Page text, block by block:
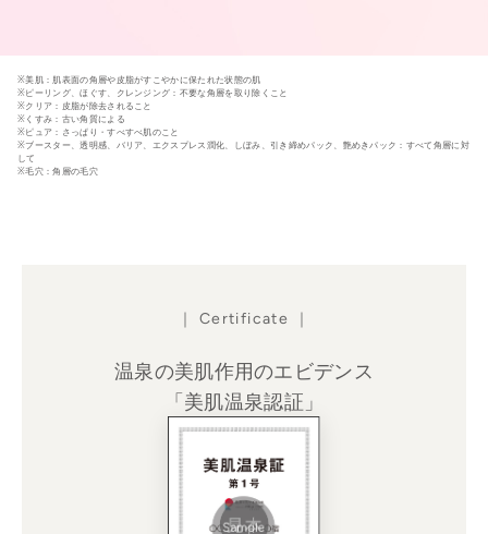
※美肌：肌表面の角層や皮脂がすこやかに保たれた状態の肌
※ピーリング、ほぐす、クレンジング：不要な角層を取り除くこと
※クリア：皮脂が除去されること
※くすみ：古い角質による
※ピュア：さっぱり・すべすべ肌のこと
※ブースター、透明感、バリア、エクスプレス潤化、しぼみ、引き締めパック、艶めきパック：すべて角層に対
して
※毛穴：角層の毛穴
｜ Certificate ｜
温泉の美肌作用のエビデンス
「美肌温泉認証」